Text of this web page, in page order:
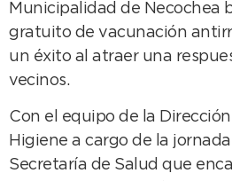
Municipalidad de Necochea
gratuito de vacunación
un éxito al atraer una
vecinos.
Con el equipo de la
Higiene a cargo de la
Secretaría de Salud que